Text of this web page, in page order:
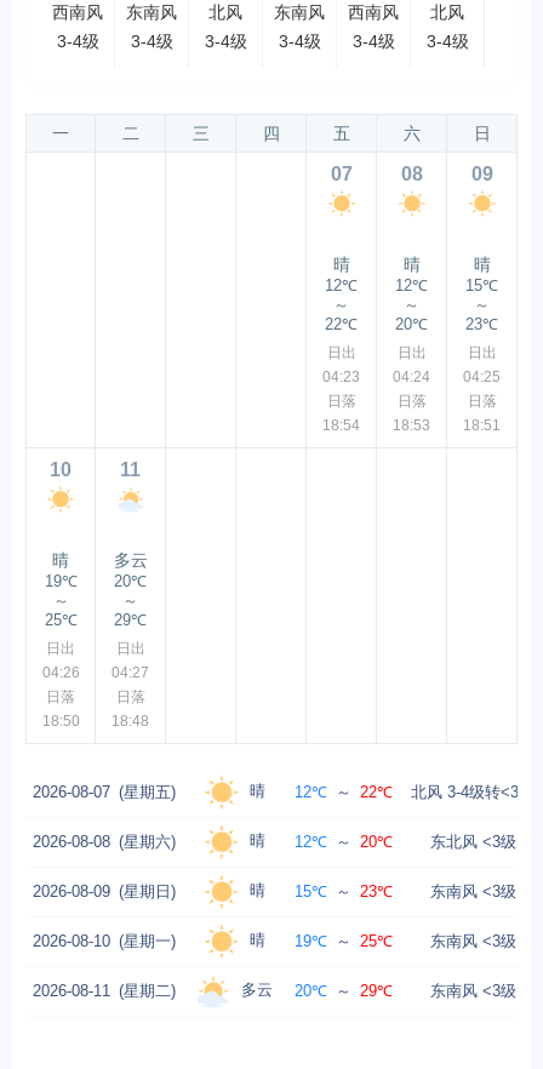
西南风
3-4级
东南风
3-4级
北风
3-4级
东南风
3-4级
西南风
3-4级
北风
3-4级
一 二 三 四 五 六 日
07
晴
12℃
～
22℃
日出
04:23
日落
18:54
08
晴
12℃
～
20℃
日出
04:24
日落
18:53
09
晴
15℃
～
23℃
日出
04:25
日落
18:51
10
晴
19℃
～
25℃
日出
04:26
日落
18:50
11
多云
20℃
～
29℃
日出
04:27
日落
18:48
2026-08-07 (星期五) 晴 12℃ ～ 22℃ 北风 3-4级转<3级
2026-08-08 (星期六) 晴 12℃ ～ 20℃ 东北风 <3级
2026-08-09 (星期日) 晴 15℃ ～ 23℃ 东南风 <3级
2026-08-10 (星期一) 晴 19℃ ～ 25℃ 东南风 <3级
2026-08-11 (星期二) 多云 20℃ ～ 29℃ 东南风 <3级